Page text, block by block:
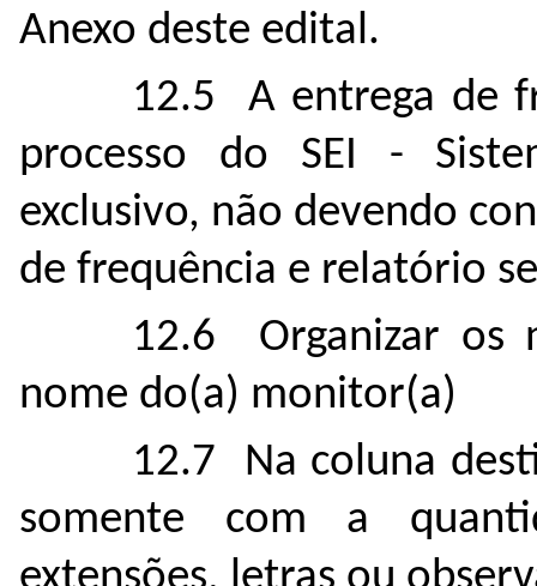
Anexo deste edital.
12.5 A entrega de
processo do SEI -
exclusivo, não devendo
de frequência e relatório
12.6 Organizar os
nome do(a) monitor(a)
12.7 Na coluna
somente com a